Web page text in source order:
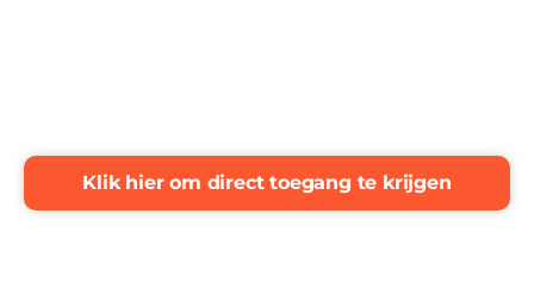
Klik hier om direct toegang te krijgen